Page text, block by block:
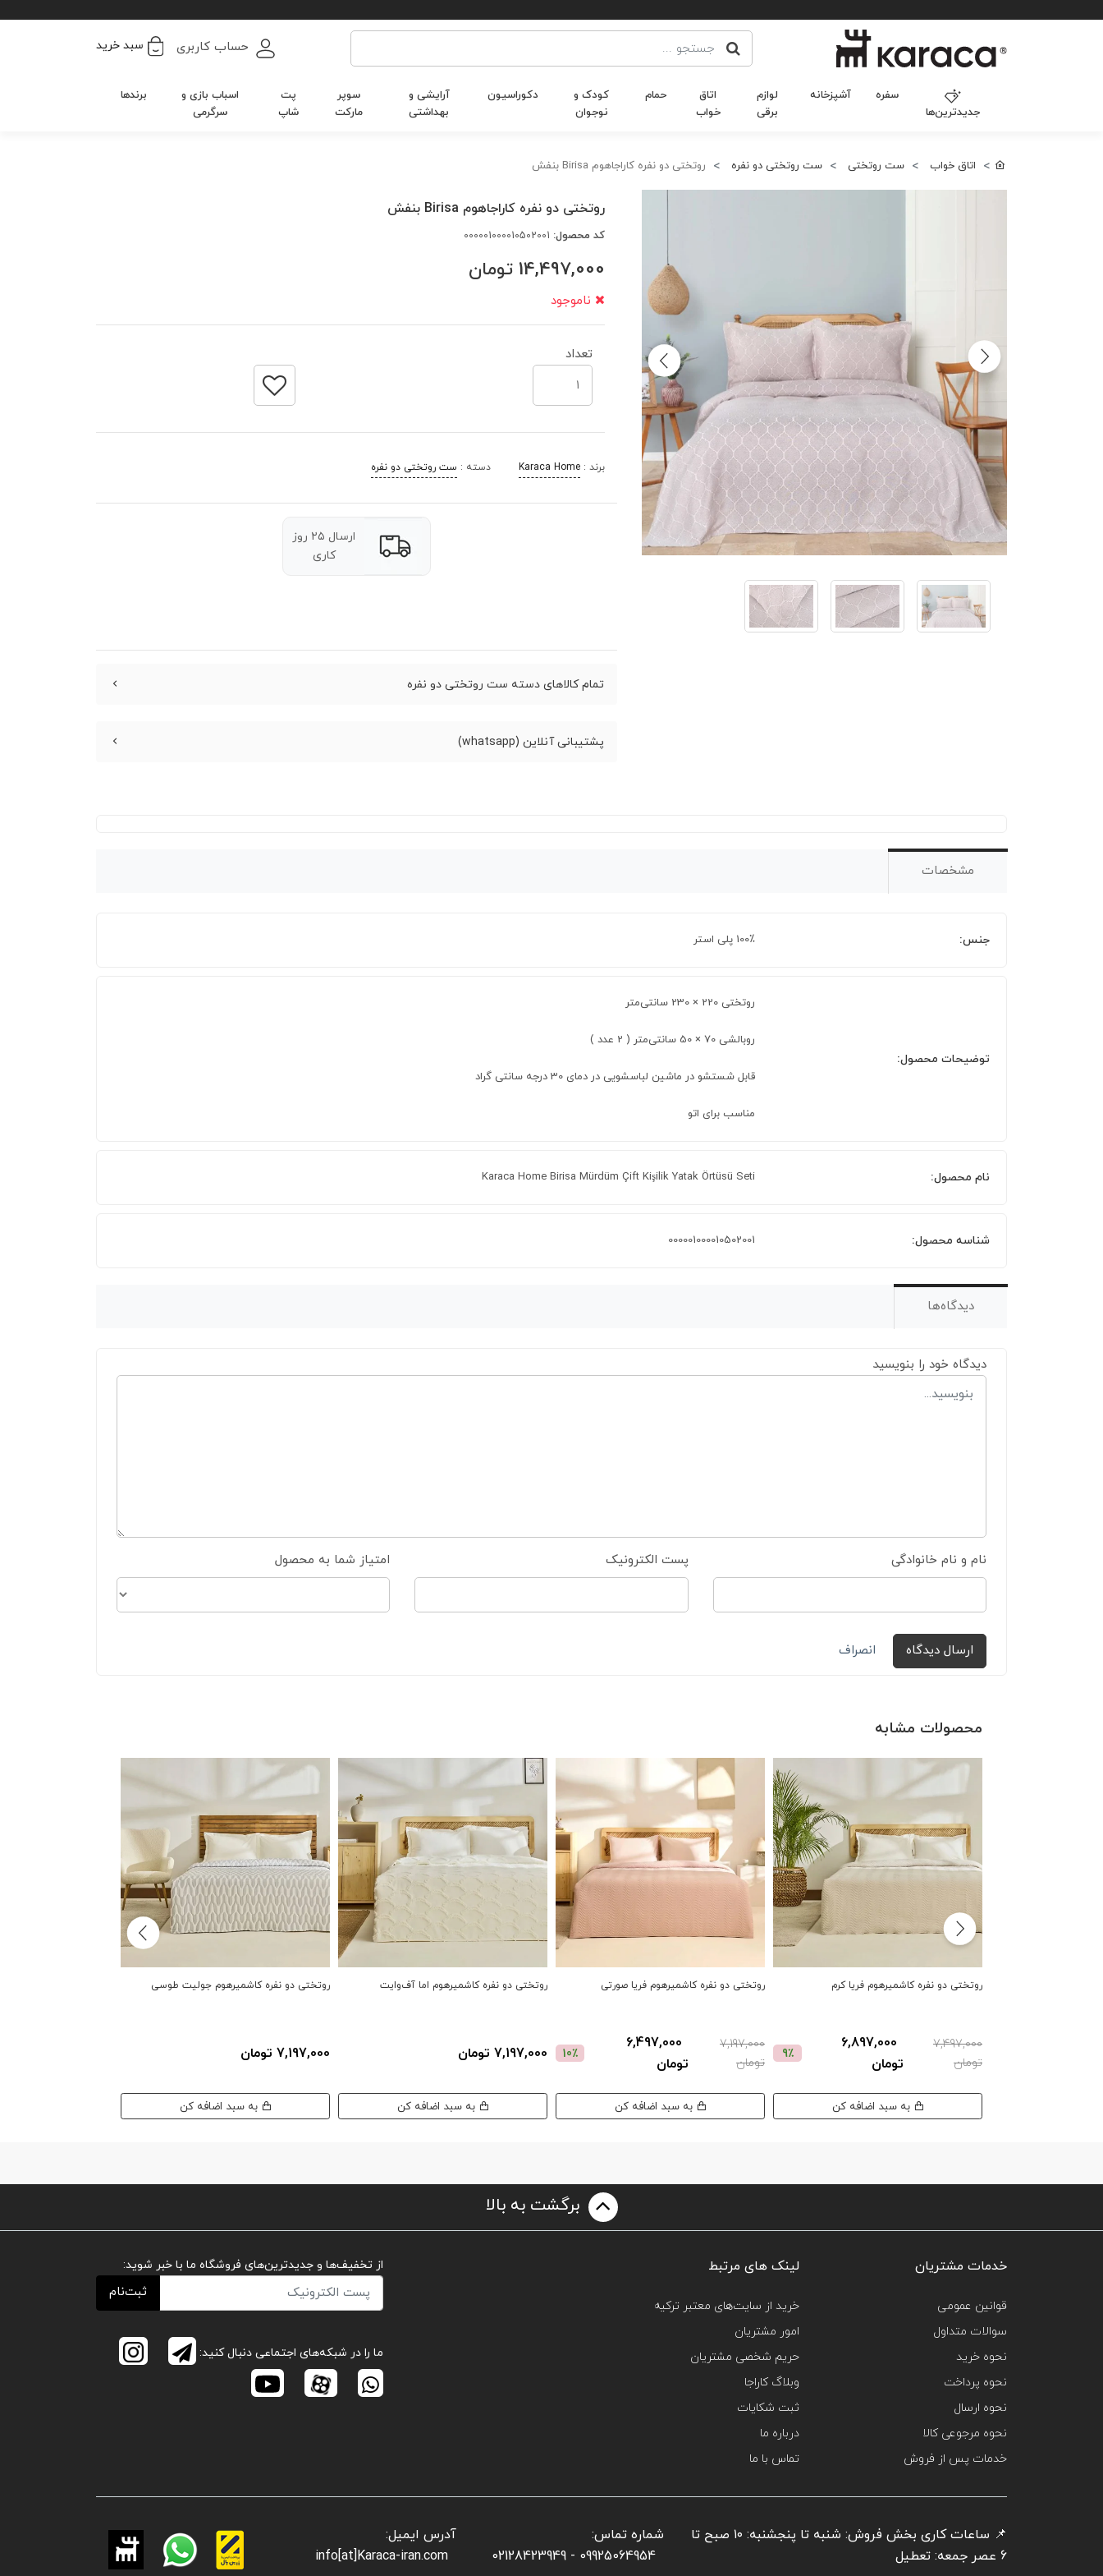
حساب کاربری سبد خرید
جدیدترین‌ها
سفره آشپزخانه
لوازم
برقی
اتاق
خواب
حمام
کودک و
نوجوان
دکوراسیون
آرایشی و
بهداشتی
سوپر
مارکت
پت
شاپ
اسباب بازی و
سرگرمی
برندها
اتاق خواب ست روتختی ست روتختی دو نفره روتختی دو نفره کاراجاهوم Birisa بنفش
روتختی دو نفره کاراجاهوم Birisa بنفش
کد محصول:
14,497,000 تومان
ناموجود
تعداد
برند : Karaca Home دسته : ست روتختی دو نفره
ارسال ۲۵ روز
کاری
تمام کالاهای دسته ست روتختی دو نفره
پشتیبانی آنلاین (whatsapp)
مشخصات
جنس: 100٪ پلی استر
توضیحات محصول:
روتختی 220 × 230 سانتی‌متر
روبالشی 70 × 50 سانتی‌متر ( 2 عدد )
قابل شستشو در ماشین لباسشویی در دمای 30 درجه سانتی گراد
مناسب برای اتو
نام محصول: Karaca Home Birisa Mürdüm Çift Kişilik Yatak Örtüsü Seti
شناسه محصول: 000001000010502001
دیدگاه‌ها
دیدگاه خود را بنویسید
نام و نام خانوادگی پست الکترونیک امتیاز شما به محصول
ارسال دیدگاه انصراف
محصولات مشابه
روتختی دو نفره کاشمیرهوم فریا کرم
7,497,000
تومان
6,897,000
تومان
9٪
به سبد اضافه کن
روتختی دو نفره کاشمیرهوم فریا صورتی
7,197,000
تومان
6,497,000
تومان
10٪
به سبد اضافه کن
روتختی دو نفره کاشمیرهوم اما آف‌وایت
7,197,000 تومان
به سبد اضافه کن
روتختی دو نفره کاشمیرهوم جولیت طوسی
7,197,000 تومان
به سبد اضافه کن
برگشت به بالا
خدمات مشتریان
قوانین عمومی
سوالات متداول
نحوه خرید
نحوه پرداخت
نحوه ارسال
نحوه مرجوعی کالا
خدمات پس از فروش
لینک های مرتبط
خرید از سایت‌های معتبر ترکیه
امور مشتریان
حریم شخصی مشتریان
وبلاگ کاراجا
ثبت شکایات
درباره ما
تماس با ما
از تخفیف‌ها و جدیدترین‌های فروشگاه ما با خبر شوید:
ثبت‌نام
ما را در شبکه‌های اجتماعی دنبال کنید:
📌 ساعات کاری بخش فروش: شنبه تا پنجشنبه: ۱۰ صبح تا
6 عصر جمعه: تعطیل
شماره تماس:
09925064954 - 02128423949
آدرس ایمیل:
info[at]Karaca-iran.com